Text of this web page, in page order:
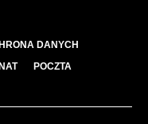
DANYCH
POCZTA